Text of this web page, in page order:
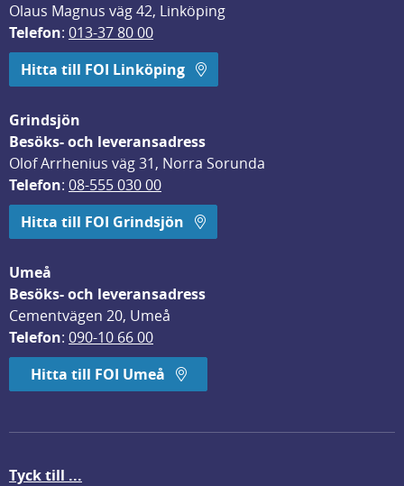
Olaus Magnus väg 42, Linköping
Telefon: 013-37 80 00
Hitta till FOI Linköping
Grindsjön
Besöks- och leveransadress
Olof Arrhenius väg 31, Norra Sorunda
Telefon: 08-555 030 00
Hitta till FOI Grindsjön
Umeå
Besöks- och leveransadress
Cementvägen 20, Umeå
Telefon: 090-10 66 00
Hitta till FOI Umeå
Tyck till ...